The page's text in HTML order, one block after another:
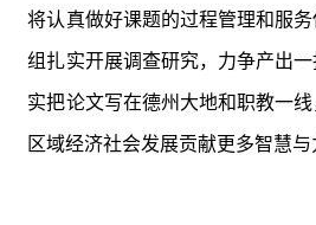
将认真做好课题的过程管理和服
组扎实开展调查研究，力争产出
实把论文写在德州大地和职教一
区域经济社会发展贡献更多智慧与